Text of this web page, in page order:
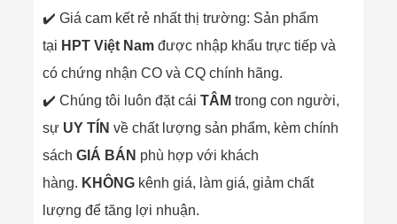
Ngành
Thực Phẩm
Matrixcope
Công Nghiệp
Thiết Bị Ngành
✔️ Giá cam kết rẻ nhất thị trường: Sản phẩm
tại HPT Việt Nam được nhập khẩu trực tiếp và
có chứng nhận CO và CQ chính hãng.
✔️ Chúng tôi luôn đặt cáiTÂM trong con người,
sự UY TÍN về chất lượng sản phẩm, kèm chính
sáchGIÁ BÁN phù hợp với khách
hàng. KHÔNG kênh giá, làm giá, giảm chất
lượng để tăng lợi nhuận.